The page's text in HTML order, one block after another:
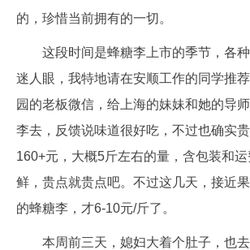
的，珍惜当前拥有的一切。
这段时间是蜂糖李上市的季节，各
迷人眼，我特地请在安顺工作的同学推
园的老板微信，给上海的妹妹和她的导
李去，反馈说味道很好吃，不过也确实贵
160+元，大概5斤左右的量，含包装和
鲜，贵点就贵点吧。不过这几天，接近
的蜂糖李，才6-10元/斤了。
本周前三天，媳妇大着个肚子，也